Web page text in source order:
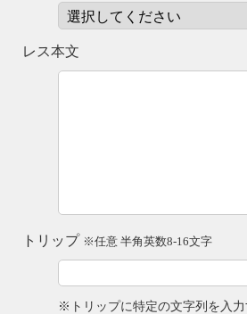
レス本文
トリップ ※任意 半角英数8-16文字
※トリップに特定の文字列を入